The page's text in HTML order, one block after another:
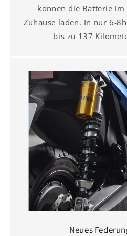
können die Batterie
Zuhause laden. In nur 6-
bis zu 137
Neues